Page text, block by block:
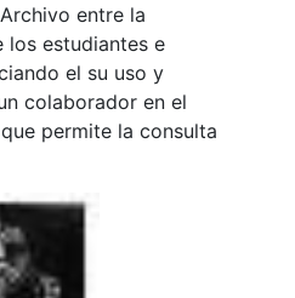
entre la
los estudiantes e
el su uso y
colaborador en el
permite la consulta